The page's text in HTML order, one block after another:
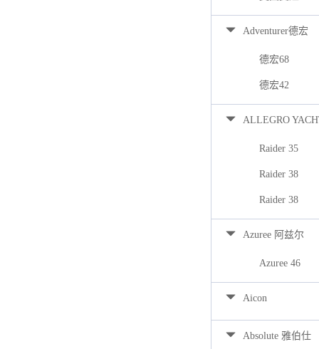
Adventurer德宏
德宏68
德宏42
ALLEGRO
Raider 35
Raider 38
Raider 38
Azuree 阿兹尔
Azuree 46
Aicon
Absolute 雅伯仕